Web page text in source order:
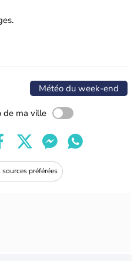
Météo du week-end
de ma ville
préférées